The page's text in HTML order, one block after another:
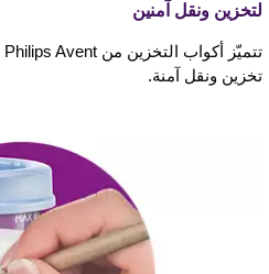
لتخزين ونقل آمنين
تخزين ونقل آمنة.